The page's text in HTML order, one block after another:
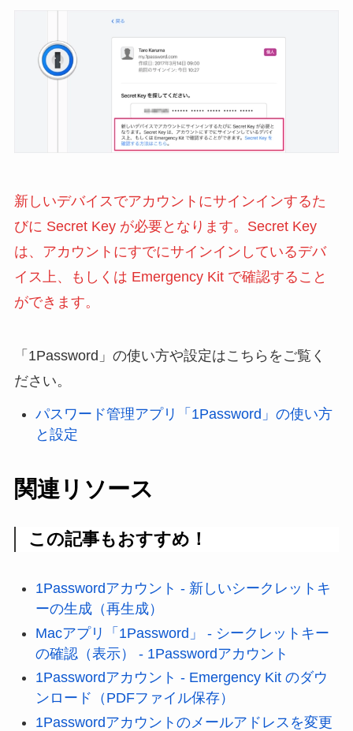
新しいデバイスでアカウントにサインインするた
びに Secret Key が必要となります。Secret Key
は、アカウントにすでにサインインしているデバ
イス上、もしくは Emergency Kit で確認すること
ができます。
「1Password」の使い方や設定はこちらをご覧く
ださい。
パスワード管理アプリ「1Password」の使い方
と設定
関連リソース
この記事もおすすめ！
1Passwordアカウント - 新しいシークレットキ
ーの生成（再生成）
Macアプリ「1Password」 - シークレットキー
の確認（表示） - 1Passwordアカウント
1Passwordアカウント - Emergency Kit のダウ
ンロード（PDFファイル保存）
1Passwordアカウントのメールアドレスを変更